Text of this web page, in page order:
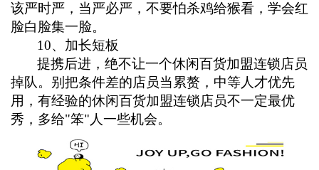
该严时严，当严必严，不要怕杀鸡给猴看，学会红
脸白脸集一脸。
10、加长短板
提携后进，绝不让一个休闲百货加盟连锁店员
掉队。别把条件差的店员当累赘，中等人才优先
用，有经验的休闲百货加盟连锁店员不一定最优
秀，多给"笨" 人一些机会。